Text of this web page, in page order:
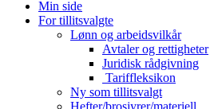
Min side
For tillitsvalgte
Lønn og arbeidsvilkår
Avtaler og rettigheter
Juridisk rådgivning
Tariffleksikon
Ny som tillitsvalgt
Hefter/brosjyrer/materiell